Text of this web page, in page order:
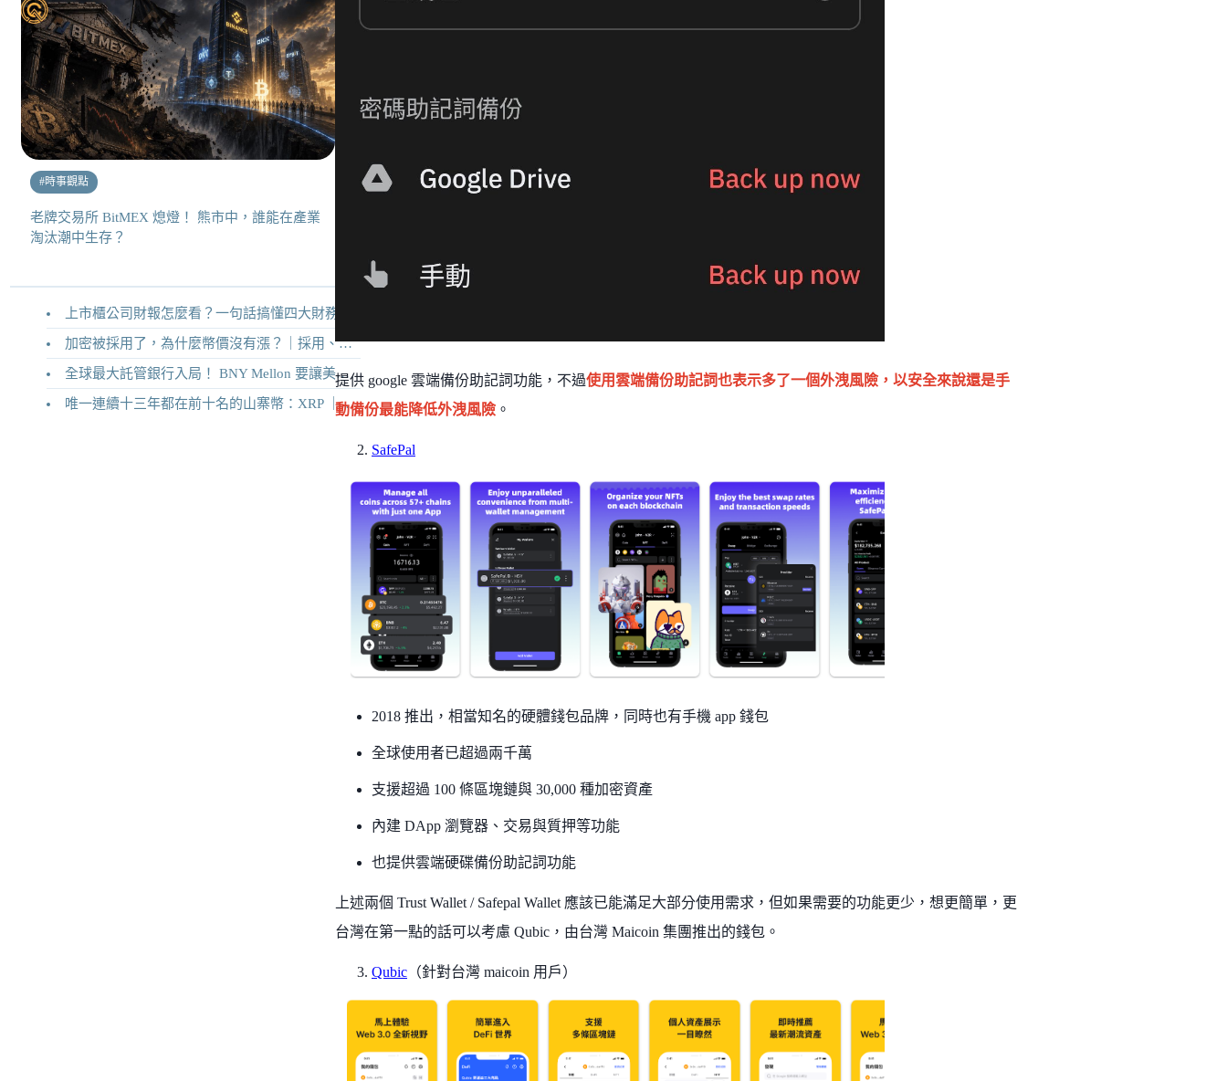
#時事觀點
老牌交易所 BitMEX 熄燈！ 熊市中，誰能在產業
淘汰潮中生存？
上市櫃公司財報怎麼看？一句話搞懂四大財務報表
加密被採用了，為什麼幣價沒有漲？｜採用、收入與代幣價值捕獲
全球最大託管銀行入局！ BNY Mellon 要讓美債交易 24/7 不打烊
唯一連續十三年都在前十名的山寨幣：XRP ｜Ripple 2026 介紹
提供 google 雲端備份助記詞功能，不過使用雲端備份助記詞也表示多了一個外洩風險，以安全來說還是手
動備份最能降低外洩風險 。
SafePal
2018 推出，相當知名的硬體錢包品牌，同時也有手機 app 錢包
全球使用者已超過兩千萬
支援超過 100 條區塊鏈與 30,000 種加密資產
內建 DApp 瀏覽器、交易與質押等功能
也提供雲端硬碟備份助記詞功能
上述兩個 Trust Wallet / Safepal Wallet 應該已能滿足大部分使用需求，但如果需要的功能更少，想更簡單，更
台灣在第一點的話可以考慮 Qubic，由台灣 Maicoin 集團推出的錢包。
Qubic （針對台灣 maicoin 用戶）